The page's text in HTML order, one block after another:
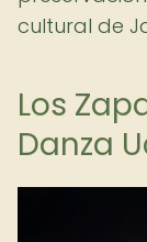
cultural de
Los
Danza